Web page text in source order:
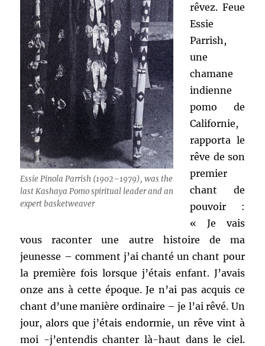
Essie Pinola Parrish (1902–1979), was the
last Kashaya Pomo spiritual leader and an
expert basketweaver
rêvez. Feue
Essie
Parrish,
une
chamane
indienne
pomo de
Californie,
rapporta le
rêve de son
premier
chant de
pouvoir :
« Je vais
vous raconter une autre histoire de ma
jeunesse – comment j’ai chanté un chant pour
la première fois lorsque j’étais enfant. J’avais
onze ans à cette époque. Je n’ai pas acquis ce
chant d’une manière ordinaire – je l’ai rêvé. Un
jour, alors que j’étais endormie, un rêve vint à
moi -j’entendis chanter là-haut dans le ciel.